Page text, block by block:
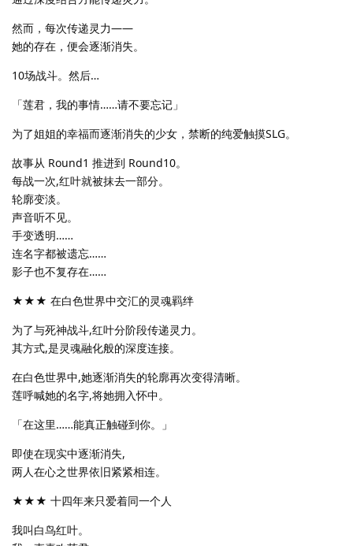
然而，每次传递灵力——
她的存在，便会逐渐消失。
10场战斗。然后…
「莲君，我的事情……请不要忘记」
为了姐姐的幸福而逐渐消失的少女，禁断的纯爱触摸SLG。
故事从 Round1 推进到 Round10。
每战一次,红叶就被抹去一部分。
轮廓变淡。
声音听不见。
手变透明……
连名字都被遗忘……
影子也不复存在……
★★★ 在白色世界中交汇的灵魂羁绊
为了与死神战斗,红叶分阶段传递灵力。
其方式,是灵魂融化般的深度连接。
在白色世界中,她逐渐消失的轮廓再次变得清晰。
莲呼喊她的名字,将她拥入怀中。
「在这里……能真正触碰到你。」
即使在现实中逐渐消失,
两人在心之世界依旧紧紧相连。
★★★ 十四年来只爱着同一个人
我叫白鸟红叶。